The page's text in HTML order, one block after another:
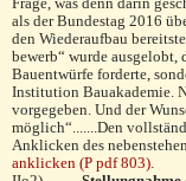
als der Bundestag 2016
den Wiederaufbau
bewerb“ wurde
Bauentwürfe forderte,
Institution Bauaka­demie.
vorgegeben. Und der
möglich“.......Den
Anklicken des
anklicken (P pdf 803).